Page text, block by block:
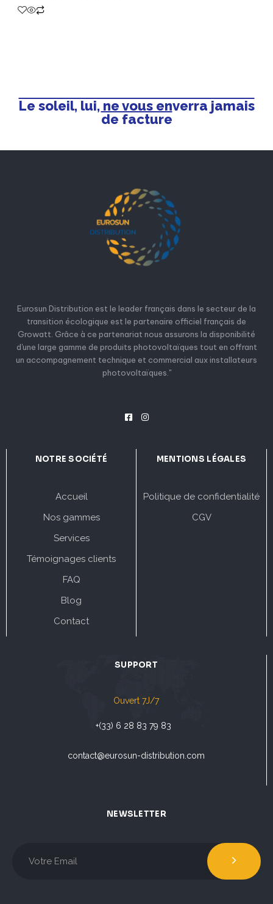
Le soleil, lui, ne vous enverra jamais
de facture
Eurosun Distribution est le leader français dans le secteur de la
transition écologique est le partenaire officiel français de
Growatt. Grâce à ce partenariat nous assurons la disponibilité
d'une large gamme de produits photovoltaïques tout en offrant
un accompagnement technique et commercial aux installateurs
photovoltaïques."
NOTRE SOCIÉTÉ
Accueil
Nos gammes
Services
Témoignages clients
FAQ
Blog
Contact
MENTIONS LÉGALES
Politique de confidentialité
CGV
SUPPORT
Ouvert 7J/7
+(33) 6 28 83 79 83
contact@eurosun-distribution.com
NEWSLETTER